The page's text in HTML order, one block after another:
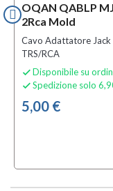
OQAN QABLP
2Rca Mold
Cavo Adattatore Jack
TRS/RCA
 Disponibile su
 Spedizione solo
5,00 €